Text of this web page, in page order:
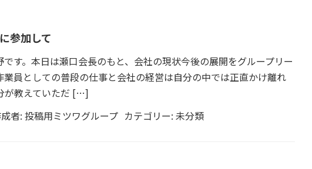
参加して
す。本日は瀬口会長のもと、会社の現状今後の展開をグループリー
員としての普段の仕事と会社の経営は自分の中では正直かけ離れ
が教えていただ […]
者: 投稿用ミツワグループ カテゴリー: 未分類